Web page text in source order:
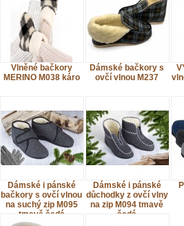
Vlněné bačkory
MERINO M038 káro
Dámské bačkory s
ovčí vlnou M237
Dámské i pánské
bačkory s ovčí vlnou
na suchý zip M095
tmavě šedá
Dámské i pánské
důchodky z ovčí vlny
na zip M094 tmavě
šedá